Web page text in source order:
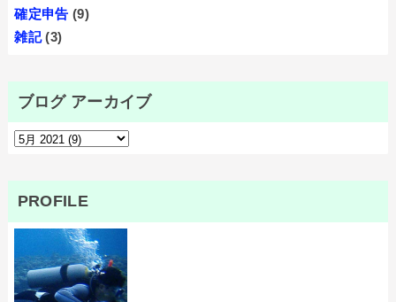
確定申告 (9)
雑記 (3)
ブログ アーカイブ
PROFILE